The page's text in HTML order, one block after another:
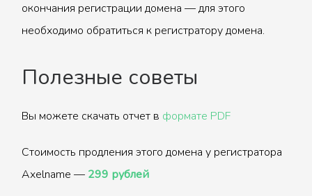
окончания регистрации домена — для этого
необходимо обратиться к регистратору домена.
Полезные советы
Вы можете скачать отчет в формате PDF
Стоимость продления этого домена у регистратора
Axelname — 299 рублей